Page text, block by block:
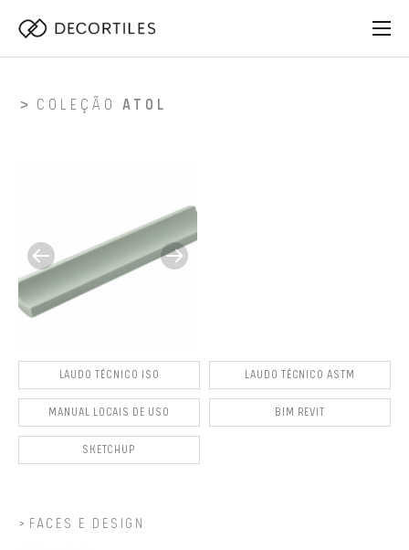
COLEÇÃO ATOL
LAUDO TÉCNICO ISO LAUDO TÉCNICO ASTM
MANUAL LOCAIS DE USO BIM REVIT
SKETCHUP
FACES E DESIGN